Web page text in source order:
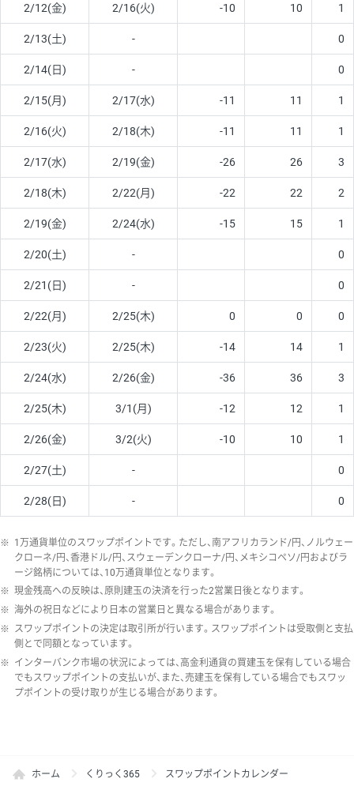
2/12(金) 2/16(火) -10 10 1
2/13(土) - 0
2/14(日) - 0
2/15(月) 2/17(水) -11 11 1
2/16(火) 2/18(木) -11 11 1
2/17(水) 2/19(金) -26 26 3
2/18(木) 2/22(月) -22 22 2
2/19(金) 2/24(水) -15 15 1
2/20(土) - 0
2/21(日) - 0
2/22(月) 2/25(木) 0 0 0
2/23(火) 2/25(木) -14 14 1
2/24(水) 2/26(金) -36 36 3
2/25(木) 3/1(月) -12 12 1
2/26(金) 3/2(火) -10 10 1
2/27(土) - 0
2/28(日) - 0
※ 1万通貨単位のスワップポイントです。ただし、南アフリカランド/円、ノルウェー
クローネ/円、香港ドル/円、スウェーデンクローナ/円、メキシコペソ/円およびラ
ージ銘柄については、10万通貨単位となります。
※ 現金残高への反映は、原則建玉の決済を行った2営業日後となります。
※ 海外の祝日などにより日本の営業日と異なる場合があります。
※ スワップポイントの決定は取引所が行います。スワップポイントは受取側と支払
側とで同額となっています。
※ インターバンク市場の状況によっては、高金利通貨の買建玉を保有している場合
でもスワップポイントの支払いが、また、売建玉を保有している場合でもスワッ
プポイントの受け取りが生じる場合があります。
ホーム くりっく365 スワップポイントカレンダー